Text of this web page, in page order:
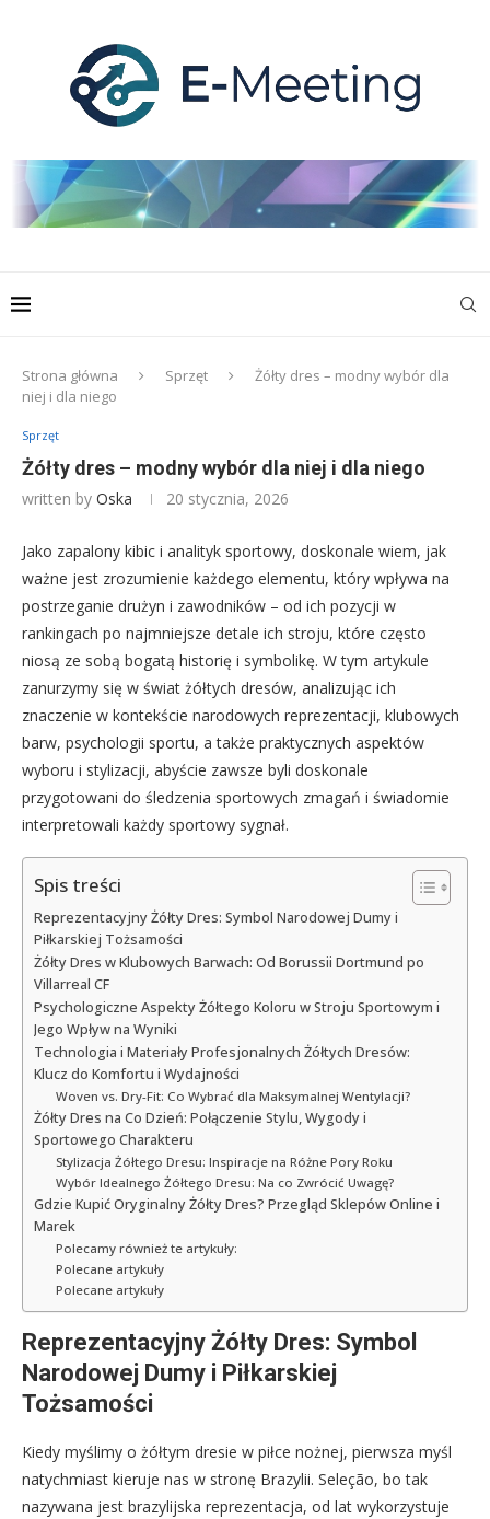
Strona główna Sprzęt
Żółty dres – modny wybór dla
niej i dla niego
Sprzęt
Żółty dres – modny wybór dla niej i dla niego
written by Oska 20 stycznia, 2026
Jako zapalony kibic i analityk sportowy, doskonale wiem, jak
ważne jest zrozumienie każdego elementu, który wpływa na
postrzeganie drużyn i zawodników – od ich pozycji w
rankingach po najmniejsze detale ich stroju, które często
niosą ze sobą bogatą historię i symbolikę. W tym artykule
zanurzymy się w świat żółtych dresów, analizując ich
znaczenie w kontekście narodowych reprezentacji, klubowych
barw, psychologii sportu, a także praktycznych aspektów
wyboru i stylizacji, abyście zawsze byli doskonale
przygotowani do śledzenia sportowych zmagań i świadomie
interpretowali każdy sportowy sygnał.
Spis treści
Reprezentacyjny Żółty Dres: Symbol Narodowej Dumy i
Piłkarskiej Tożsamości
Żółty Dres w Klubowych Barwach: Od Borussii Dortmund po
Villarreal CF
Psychologiczne Aspekty Żółtego Koloru w Stroju Sportowym i
Jego Wpływ na Wyniki
Technologia i Materiały Profesjonalnych Żółtych Dresów:
Klucz do Komfortu i Wydajności
Woven vs. Dry-Fit: Co Wybrać dla Maksymalnej Wentylacji?
Żółty Dres na Co Dzień: Połączenie Stylu, Wygody i
Sportowego Charakteru
Stylizacja Żółtego Dresu: Inspiracje na Różne Pory Roku
Wybór Idealnego Żółtego Dresu: Na co Zwrócić Uwagę?
Gdzie Kupić Oryginalny Żółty Dres? Przegląd Sklepów Online i
Marek
Polecamy również te artykuły:
Polecane artykuły
Polecane artykuły
Reprezentacyjny Żółty Dres: Symbol
Narodowej Dumy i Piłkarskiej
Tożsamości
Kiedy myślimy o żółtym dresie w piłce nożnej, pierwsza myśl
natychmiast kieruje nas w stronę Brazylii. Seleção, bo tak
nazywana jest brazylijska reprezentacja, od lat wykorzystuje